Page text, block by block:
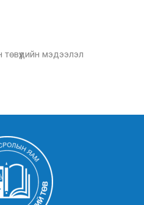
төвүүдийн мэдээлэл